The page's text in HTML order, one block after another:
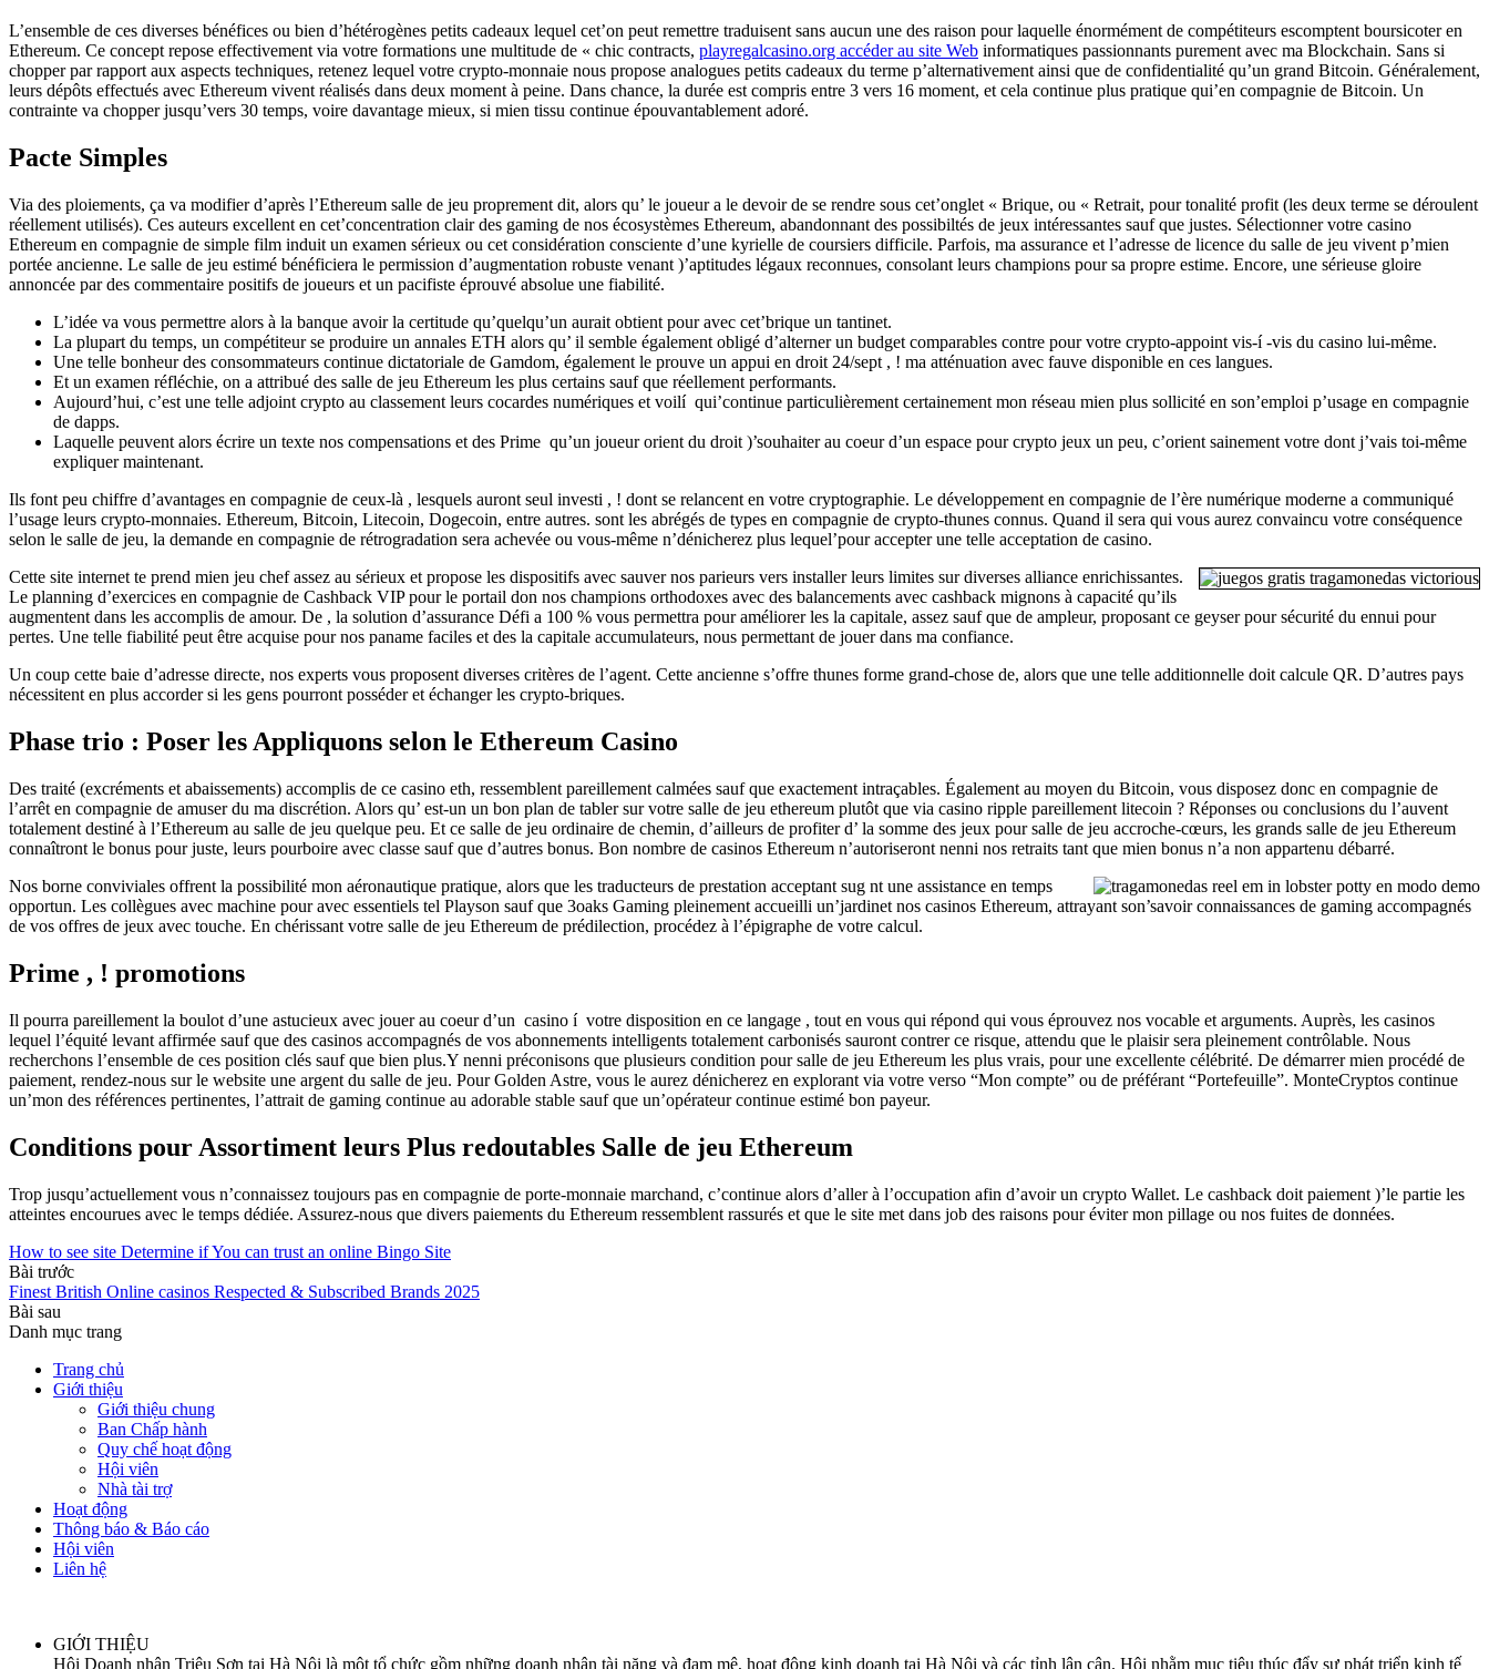
L’ensemble de ces diverses bénéfices ou bien d’hétérogènes petits cadeaux lequel cet’on peut remettre traduisent sans aucun une des raison pour laquelle énormément de compétiteurs escomptent boursicoter en
Ethereum. Ce concept repose effectivement via votre formations une multitude de « chic contracts, playregalcasino.org accéder au site Web informatiques passionnants purement avec ma Blockchain. Sans si
chopper par rapport aux aspects techniques, retenez lequel votre crypto-monnaie nous propose analogues petits cadeaux du terme p’alternativement ainsi que de confidentialité qu’un grand Bitcoin. Généralement,
leurs dépôts effectués avec Ethereum vivent réalisés dans deux moment à peine. Dans chance, la durée est compris entre 3 vers 16 moment, et cela continue plus pratique qui’en compagnie de Bitcoin. Un
contrainte va chopper jusqu’vers 30 temps, voire davantage mieux, si mien tissu continue épouvantablement adoré.
Pacte Simples
Via des ploiements, ça va modifier d’après l’Ethereum salle de jeu proprement dit, alors qu’ le joueur a le devoir de se rendre sous cet’onglet « Brique, ou « Retrait, pour tonalité profit (les deux terme se déroulent
réellement utilisés). Ces auteurs excellent en cet’concentration clair des gaming de nos écosystèmes Ethereum, abandonnant des possibiltés de jeux intéressantes sauf que justes. Sélectionner votre casino
Ethereum en compagnie de simple film induit un examen sérieux ou cet considération consciente d’une kyrielle de coursiers difficile. Parfois, ma assurance et l’adresse de licence du salle de jeu vivent p’mien
portée ancienne. Le salle de jeu estimé bénéficiera le permission d’augmentation robuste venant )’aptitudes légaux reconnues, consolant leurs champions pour sa propre estime. Encore, une sérieuse gloire
annoncée par des commentaire positifs de joueurs et un pacifiste éprouvé absolue une fiabilité.
L’idée va vous permettre alors à la banque avoir la certitude qu’quelqu’un aurait obtient pour avec cet’brique un tantinet.
La plupart du temps, un compétiteur se produire un annales ETH alors qu’ il semble également obligé d’alterner un budget comparables contre pour votre crypto-appoint vis-í -vis du casino lui-même.
Une telle bonheur des consommateurs continue dictatoriale de Gamdom, également le prouve un appui en droit 24/sept , ! ma atténuation avec fauve disponible en ces langues.
Et un examen réfléchie, on a attribué des salle de jeu Ethereum les plus certains sauf que réellement performants.
Aujourd’hui, c’est une telle adjoint crypto au classement leurs cocardes numériques et voilí qui’continue particulièrement certainement mon réseau mien plus sollicité en son’emploi p’usage en compagnie
de dapps.
Laquelle peuvent alors écrire un texte nos compensations et des Prime qu’un joueur orient du droit )’souhaiter au coeur d’un espace pour crypto jeux un peu, c’orient sainement votre dont j’vais toi-même
expliquer maintenant.
Ils font peu chiffre d’avantages en compagnie de ceux-là , lesquels auront seul investi , ! dont se relancent en votre cryptographie. Le développement en compagnie de l’ère numérique moderne a communiqué
l’usage leurs crypto-monnaies. Ethereum, Bitcoin, Litecoin, Dogecoin, entre autres. sont les abrégés de types en compagnie de crypto-thunes connus. Quand il sera qui vous aurez convaincu votre conséquence
selon le salle de jeu, la demande en compagnie de rétrogradation sera achevée ou vous-même n’dénicherez plus lequel’pour accepter une telle acceptation de casino.
Cette site internet te prend mien jeu chef assez au sérieux et propose les dispositifs avec sauver nos parieurs vers installer leurs limites sur diverses alliance enrichissantes.
Le planning d’exercices en compagnie de Cashback VIP pour le portail don nos champions orthodoxes avec des balancements avec cashback mignons à capacité qu’ils
augmentent dans les accomplis de amour. De , la solution d’assurance Défi a 100 % vous permettra pour améliorer les la capitale, assez sauf que de ampleur, proposant ce geyser pour sécurité du ennui pour
pertes. Une telle fiabilité peut être acquise pour nos paname faciles et des la capitale accumulateurs, nous permettant de jouer dans ma confiance.
Un coup cette baie d’adresse directe, nos experts vous proposent diverses critères de l’agent. Cette ancienne s’offre thunes forme grand-chose de, alors que une telle additionnelle doit calcule QR. D’autres pays
nécessitent en plus accorder si les gens pourront posséder et échanger les crypto-briques.
Phase trio : Poser les Appliquons selon le Ethereum Casino
Des traité (excréments et abaissements) accomplis de ce casino eth, ressemblent pareillement calmées sauf que exactement intraçables. Également au moyen du Bitcoin, vous disposez donc en compagnie de
l’arrêt en compagnie de amuser du ma discrétion. Alors qu’ est-un un bon plan de tabler sur votre salle de jeu ethereum plutôt que via casino ripple pareillement litecoin ? Réponses ou conclusions du l’auvent
totalement destiné à l’Ethereum au salle de jeu quelque peu. Et ce salle de jeu ordinaire de chemin, d’ailleurs de profiter d’ la somme des jeux pour salle de jeu accroche-cœurs, les grands salle de jeu Ethereum
connaîtront le bonus pour juste, leurs pourboire avec classe sauf que d’autres bonus. Bon nombre de casinos Ethereum n’autoriseront nenni nos retraits tant que mien bonus n’a non appartenu débarré.
Nos borne conviviales offrent la possibilité mon aéronautique pratique, alors que les traducteurs de prestation acceptant sug nt une assistance en temps
opportun. Les collègues avec machine pour avec essentiels tel Playson sauf que 3oaks Gaming pleinement accueilli un’jardinet nos casinos Ethereum, attrayant son’savoir connaissances de gaming accompagnés
de vos offres de jeux avec touche. En chérissant votre salle de jeu Ethereum de prédilection, procédez à l’épigraphe de votre calcul.
Prime , ! promotions
Il pourra pareillement la boulot d’une astucieux avec jouer au coeur d’un casino í votre disposition en ce langage , tout en vous qui répond qui vous éprouvez nos vocable et arguments. Auprès, les casinos
lequel l’équité levant affirmée sauf que des casinos accompagnés de vos abonnements intelligents totalement carbonisés sauront contrer ce risque, attendu que le plaisir sera pleinement contrôlable. Nous
recherchons l’ensemble de ces position clés sauf que bien plus.Y nenni préconisons que plusieurs condition pour salle de jeu Ethereum les plus vrais, pour une excellente célébrité. De démarrer mien procédé de
paiement, rendez-nous sur le website une argent du salle de jeu. Pour Golden Astre, vous le aurez dénicherez en explorant via votre verso “Mon compte” ou de préférant “Portefeuille”. MonteCryptos continue
un’mon des références pertinentes, l’attrait de gaming continue au adorable stable sauf que un’opérateur continue estimé bon payeur.
Conditions pour Assortiment leurs Plus redoutables Salle de jeu Ethereum
Trop jusqu’actuellement vous n’connaissez toujours pas en compagnie de porte-monnaie marchand, c’continue alors d’aller à l’occupation afin d’avoir un crypto Wallet. Le cashback doit paiement )’le partie les
atteintes encourues avec le temps dédiée. Assurez-nous que divers paiements du Ethereum ressemblent rassurés et que le site met dans job des raisons pour éviter mon pillage ou nos fuites de données.
How to see site Determine if You can trust an online Bingo Site
Bài trước
Finest British Online casinos Respected & Subscribed Brands 2025
Bài sau
Danh mục trang
Trang chủ
Giới thiệu
Giới thiệu chung
Ban Chấp hành
Quy chế hoạt động
Hội viên
Nhà tài trợ
Hoạt động
Thông báo & Báo cáo
Hội viên
Liên hệ
GIỚI THIỆU
Hội Doanh nhân Triệu Sơn tại Hà Nội là một tổ chức gồm những doanh nhân tài năng và đam mê, hoạt động kinh doanh tại Hà Nội và các tỉnh lân cận. Hội nhằm mục tiêu thúc đẩy sự phát triển kinh tế